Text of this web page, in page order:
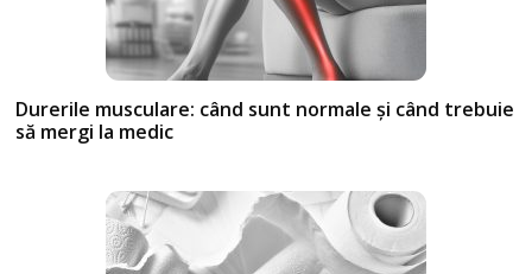
Durerile musculare: când sunt normale și când trebuie
să mergi la medic